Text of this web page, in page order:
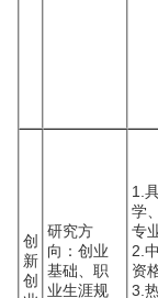
创
新
创
研究方
向：创业
基础、职
业生涯规
1.
学
专
2.
资
3.